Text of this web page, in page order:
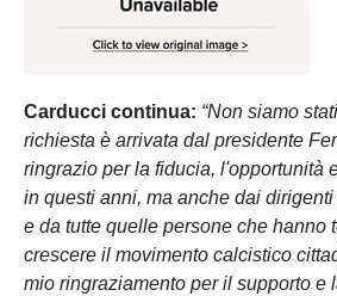
Carducci continua: “Non siamo
richiesta è arrivata dal presidente
ringrazio per la fiducia, l'opportunità
in questi anni, ma anche dai
e da tutte quelle persone che hanno
crescere il movimento calcistico
mio ringraziamento per il supporto e